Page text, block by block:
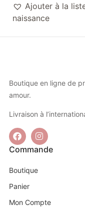
Ajouter à la
naissance
Boutique en ligne de
amour.
Livraison à
Commande
Boutique
Panier
Mon Compte